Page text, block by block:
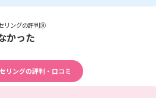
リングの評判⑧
かった
リングの評判・口コミ